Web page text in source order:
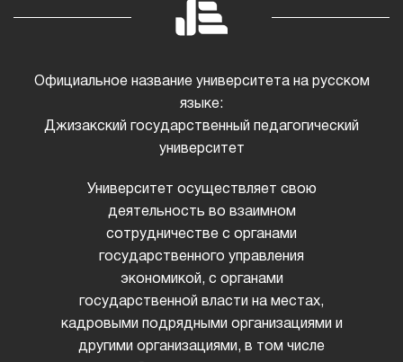
Официальное название университета на русском
языке:
Джизакский государственный педагогический
университет
Университет осуществляет свою
деятельность во взаимном
сотрудничестве с органами
государственного управления
экономикой, с органами
государственной власти на местах,
кадровыми подрядными организациями и
другими организациями, в том числе